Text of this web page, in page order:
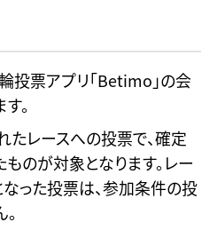
投票アプリ「Betimo」の会
。
レースへの投票で、確定
のが対象となります。レー
った投票は、参加条件の投